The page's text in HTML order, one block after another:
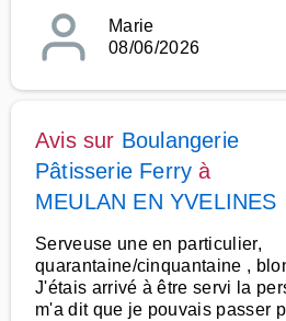
Marie
08/06/2026
Avis sur Boulangerie
Pâtisserie Ferry à
MEULAN EN YVELINES
Serveuse une en particulier,
quarantaine/cinquantaine ,
J'étais arrivé à être servi la
m'a dit que je pouvais passer